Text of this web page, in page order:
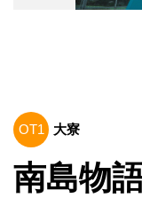
OT1 大寮
南島物